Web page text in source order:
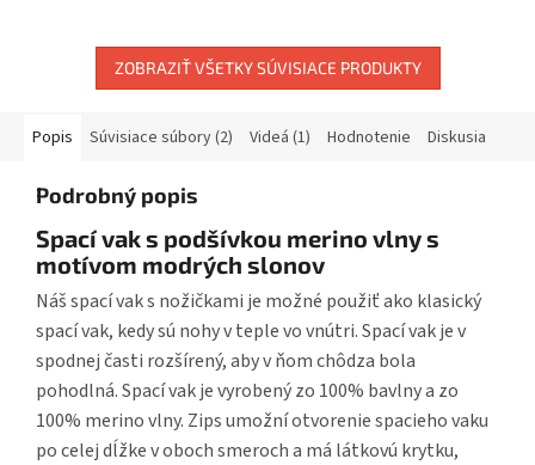
ZOBRAZIŤ VŠETKY SÚVISIACE PRODUKTY
Popis Súvisiace súbory (2) Videá (1) Hodnotenie Diskusia
Podrobný popis
Spací vak s podšívkou merino vlny s
motívom modrých slonov
Náš spací vak s nožičkami je možné použiť ako klasický
spací vak, kedy sú nohy v teple vo vnútri. Spací vak je v
spodnej časti rozšírený, aby v ňom chôdza bola
pohodlná. Spací vak je vyrobený zo 100% bavlny a zo
100% merino vlny. Zips umožní otvorenie spacieho vaku
po celej dĺžke v oboch smeroch a má látkovú krytku,